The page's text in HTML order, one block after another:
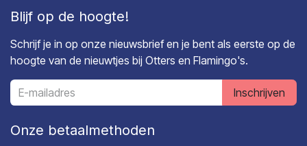
Blijf op de hoogte!
Schrijf je in op onze nieuwsbrief en je bent als eerste op de
hoogte van de nieuwtjes bij Otters en Flamingo's.
Inschrijven
Onze betaalmethoden